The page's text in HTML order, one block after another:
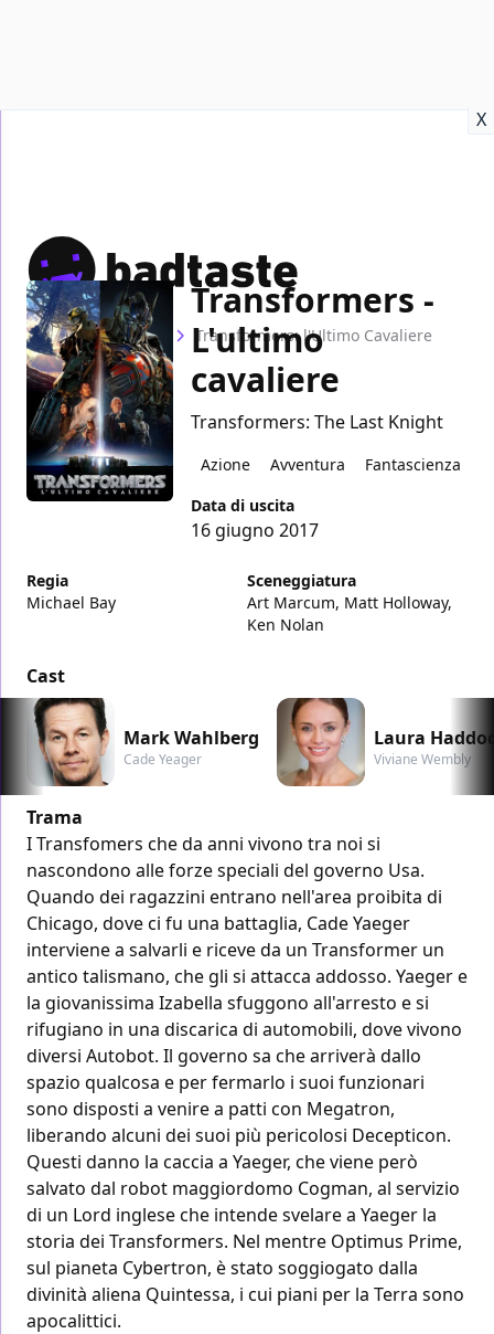
X
Home Film Transformers: l'Ultimo Cavaliere
Transformers -
L'ultimo
cavaliere
Transformers: The Last Knight
Azione Avventura
Fantascienza
Data di uscita
16 giugno 2017
Regia
Michael Bay
Sceneggiatura
Art Marcum, Matt Holloway,
Ken Nolan
Cast
Mark Wahlberg
Cade Yeager
Laura
Viviane Wembly
Trama
I Transfomers che da anni vivono tra noi si
nascondono alle forze speciali del governo Usa.
Quando dei ragazzini entrano nell'area proibita di
Chicago, dove ci fu una battaglia, Cade Yaeger
interviene a salvarli e riceve da un Transformer un
antico talismano, che gli si attacca addosso. Yaeger e
la giovanissima Izabella sfuggono all'arresto e si
rifugiano in una discarica di automobili, dove vivono
diversi Autobot. Il governo sa che arriverà dallo
spazio qualcosa e per fermarlo i suoi funzionari
sono disposti a venire a patti con Megatron,
liberando alcuni dei suoi più pericolosi Decepticon.
Questi danno la caccia a Yaeger, che viene però
salvato dal robot maggiordomo Cogman, al servizio
di un Lord inglese che intende svelare a Yaeger la
storia dei Transformers. Nel mentre Optimus Prime,
sul pianeta Cybertron, è stato soggiogato dalla
divinità aliena Quintessa, i cui piani per la Terra sono
apocalittici.